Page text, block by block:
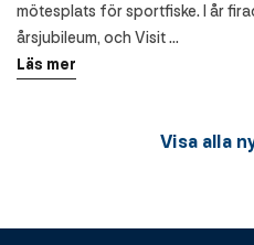
mötesplats för sportfiske. I år
årsjubileum, och Visit …
Läs mer
Visa alla